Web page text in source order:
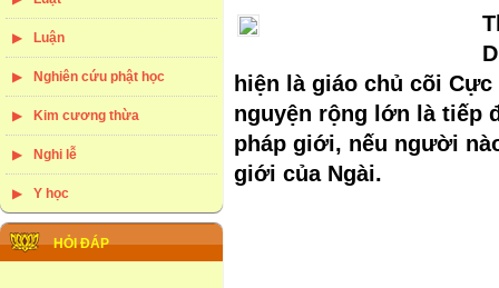
Luận
Nghiên cứu phật học
Kim cương thừa
Nghi lễ
Y học
HỎI ĐÁP
hiện là giáo chủ cõi
nguyện rộng lớn là tiếp
pháp giới, nếu người
giới của Ngài.